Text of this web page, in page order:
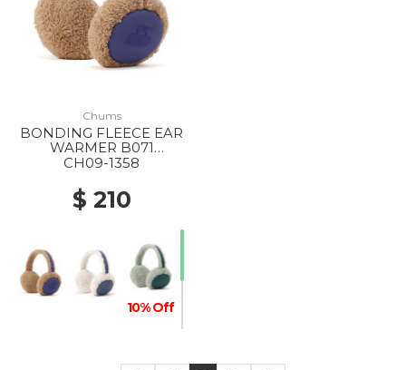
Chums
BONDING FLEECE EAR
WARMER B071
BEIGE/PURPLE
CH09-1358
$ 210
10% Off